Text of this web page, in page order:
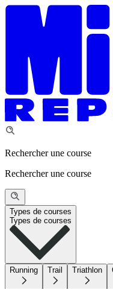
Rechercher une course
Rechercher une course
Types de courses
Types de courses
Running Trail Triathlon